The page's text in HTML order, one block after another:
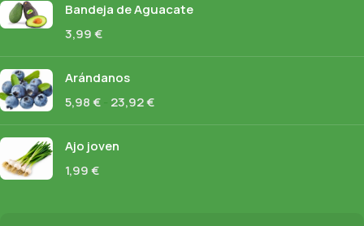
Bandeja de Aguacate
3,99€
Arándanos
5,98€ 23,92€
Ajo joven
1,99€